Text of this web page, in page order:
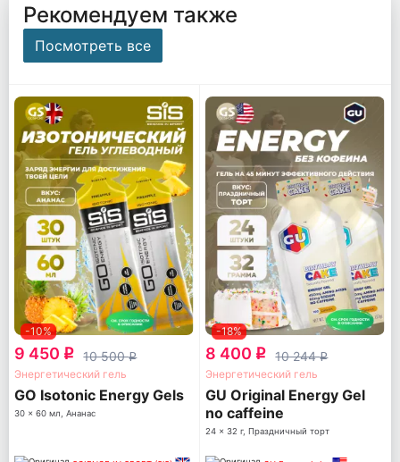
Рекомендуем также
Посмотреть все
-10%
9 450 q 10 500q
Энергетический гель
GO Isotonic Energy Gels
30 x 60 мл, Ананас
-18%
8 400 q 10 244q
Энергетический гель
GU Original Energy Gel
no caffeine
24 x 32 г, Праздничный торт